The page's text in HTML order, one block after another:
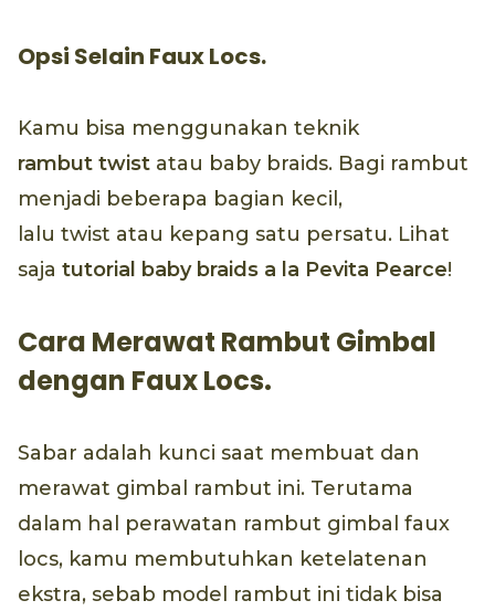
Opsi Selain Faux Locs.
Kamu bisa menggunakan teknik
rambut twist atau baby braids. Bagi rambut
menjadi beberapa bagian kecil,
lalu twist atau kepang satu persatu. Lihat
saja tutorial baby braids a la Pevita Pearce!
Cara Merawat Rambut Gimbal
dengan Faux Locs.
Sabar adalah kunci saat membuat dan
merawat gimbal rambut ini. Terutama
dalam hal perawatan rambut gimbal faux
locs, kamu membutuhkan ketelatenan
ekstra, sebab model rambut ini tidak bisa